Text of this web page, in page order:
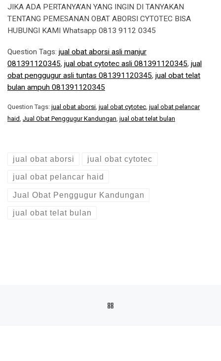
JIKA ADA PERTANYA’AN YANG INGIN DI TANYAKAN
TENTANG PEMESANAN OBAT ABORSI CYTOTEC BISA
HUBUNGI KAMI Whatsapp 0813 9112 0345
Question Tags: jual obat aborsi asli manjur
081391120345, jual obat cytotec asli 081391120345, jual
obat penggugur asli tuntas 081391120345, jual obat telat
bulan ampuh 081391120345
Question Tags: jual obat aborsi jual obat cytotec jual obat pelancar
haid Jual Obat Penggugur Kandungan jual obat telat bulan
jual obat aborsi jual obat cytotec
jual obat pelancar haid
Jual Obat Penggugur Kandungan
jual obat telat bulan